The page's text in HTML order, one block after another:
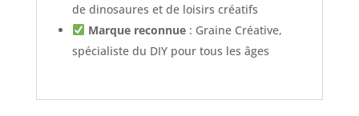
de dinosaures et de loisirs créatifs
Marque reconnue: Graine Créative,
spécialiste du DIY pour tous les âges